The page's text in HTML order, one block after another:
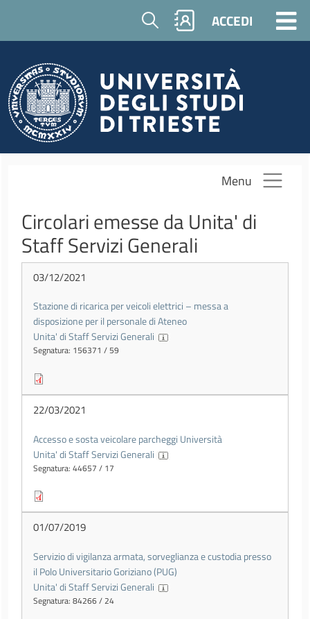
Salta al contenuto principale
Cerca ACCEDI
Menu
Circolari emesse da Unita' di
Staff Servizi Generali
03/12/2021
Stazione di ricarica per veicoli elettrici – messa a
disposizione per il personale di Ateneo
Unita' di Staff Servizi Generali
Segnatura: 156371 / 59
22/03/2021
Accesso e sosta veicolare parcheggi Università
Unita' di Staff Servizi Generali
Segnatura: 44657 / 17
01/07/2019
Servizio di vigilanza armata, sorveglianza e custodia presso
il Polo Universitario Goriziano (PUG)
Unita' di Staff Servizi Generali
Segnatura: 84266 / 24